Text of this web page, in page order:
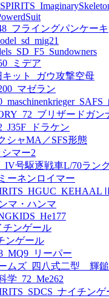
フライングパンケーキ
ミデア
ット_ガウ攻撃空母
マゼラン
ブリザードガン
ドラケン
シャMA／SFS形態
マー2
号駆逐戦車L/70ラン
ーネンロイマー
マ・ハンマ
チンゲール
ンゲール
リーパー
ムズ_四八式二型 輝鎚
学_72_Me262
ナイチンゲ